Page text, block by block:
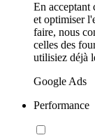
En acceptant
et optimiser
faire, nous
celles des
utilisiez déjà
Google Ads
Performance